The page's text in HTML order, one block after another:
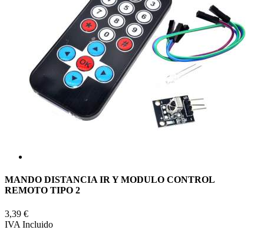
MANDO DISTANCIA IR Y MODULO CONTROL
REMOTO TIPO 2
3,39 €
IVA Incluido